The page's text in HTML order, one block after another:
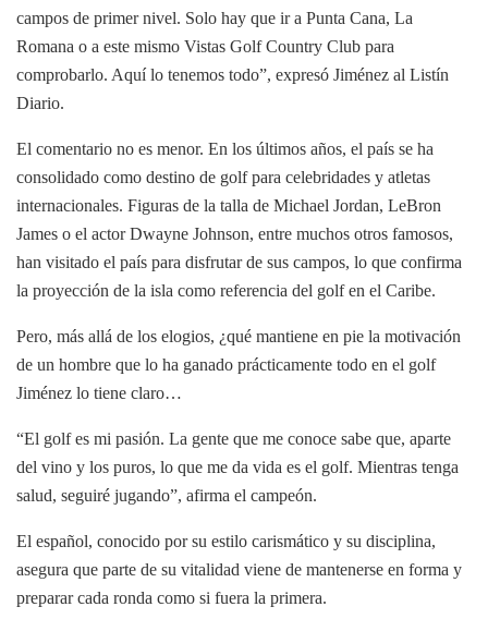
campos de primer nivel. Solo hay que ir a Punta Cana, La
Romana o a este mismo Vistas Golf Country Club para
comprobarlo. Aquí lo tenemos todo”, expresó Jiménez al Listín
Diario.
El comentario no es menor. En los últimos años, el país se ha
consolidado como destino de golf para celebridades y atletas
internacionales. Figuras de la talla de Michael Jordan, LeBron
James o el actor Dwayne Johnson, entre muchos otros famosos,
han visitado el país para disfrutar de sus campos, lo que confirma
la proyección de la isla como referencia del golf en el Caribe.
Pero, más allá de los elogios, ¿qué mantiene en pie la motivación
de un hombre que lo ha ganado prácticamente todo en el golf
Jiménez lo tiene claro…
“El golf es mi pasión. La gente que me conoce sabe que, aparte
del vino y los puros, lo que me da vida es el golf. Mientras tenga
salud, seguiré jugando”, afirma el campeón.
El español, conocido por su estilo carismático y su disciplina,
asegura que parte de su vitalidad viene de mantenerse en forma y
preparar cada ronda como si fuera la primera.